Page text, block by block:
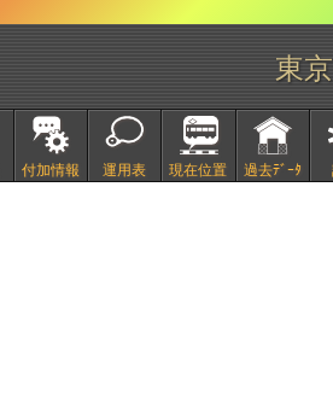
東
付加情報 運用表 現在位置 過去ﾃﾞｰﾀ